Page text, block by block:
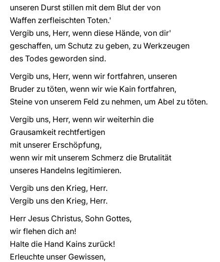
unseren Durst stillen mit dem Blut der von
Waffen zerfleischten Toten.'
Vergib uns, Herr, wenn diese Hände, von dir'
geschaffen, um Schutz zu geben, zu Werkzeugen
des Todes geworden sind.
Vergib uns, Herr, wenn wir fortfahren, unseren
Bruder zu töten, wenn wir wie Kain fortfahren,
Steine von unserem Feld zu nehmen, um Abel zu töten.
Vergib uns, Herr, wenn wir weiterhin die
Grausamkeit rechtfertigen
mit unserer Erschöpfung,
wenn wir mit unserem Schmerz die Brutalität
unseres Handelns legitimieren.
Vergib uns den Krieg, Herr.
Vergib uns den Krieg, Herr.
Herr Jesus Christus, Sohn Gottes,
wir flehen dich an!
Halte die Hand Kains zurück!
Erleuchte unser Gewissen,